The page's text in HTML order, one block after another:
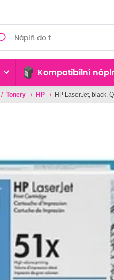
Kompatibilní
/ Tonery / HP / HP LaserJet, black,